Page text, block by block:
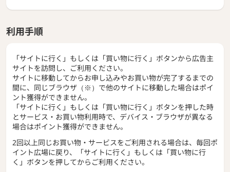
利用手順
「サイトに行く」もしくは「買い物に行く」ボタンから広告主
サイトを訪問し、ご利用ください。
サイトに移動してからお申し込みやお買い物が完了するまでの
間に、同じブラウザ（※）で他のサイトに移動した場合はポイ
ント獲得ができません。
「サイトに行く」もしくは「買い物に行く」ボタンを押した時
とサービス・お買い物利用時で、デバイス・ブラウザが異なる
場合はポイント獲得ができません。
2回以上同じお買い物・サービスをご利用される場合は、毎回ポ
イント広場に戻り、「サイトに行く」もしくは「買い物に行
く」ボタンを押してからご利用ください。